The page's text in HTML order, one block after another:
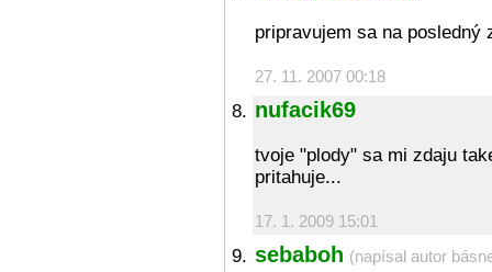
pripravujem sa na posledný
27. 11. 2007 00:18
nufacik69
tvoje "plody" sa mi zdaju
pritahuje...
17. 1. 2009 15:01
sebaboh (napísal autor